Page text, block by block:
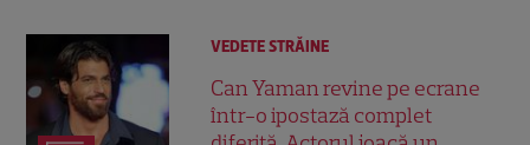
VEDETE STRĂINE
Can Yaman revine pe ecrane
într-o ipostază complet